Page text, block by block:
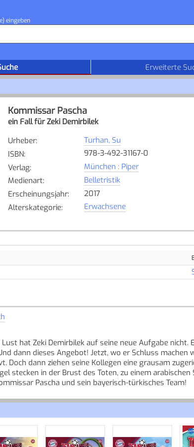
eingeben
Erweiterte
Kommissar Pascha
ein Fall für Zeki Demirbilek
Urheber:
Turhan, Su
ISBN:
978-3-492-31167-0
Verlag:
München : Piper
Medienart:
Belletristik
Erscheinungsjahr:
2017
Alterskategorie: Erwachsene
Lust hat Zeki Demirbilek auf seine neue Aufgabe
dann dieses Angebot! Jetzt, wo er Schluss
Doch dann ziehen seine Kollegen eine grausam
stecken in der Brust des Toten, zu einem
Pascha und sein bayerisch-türkisches Team!